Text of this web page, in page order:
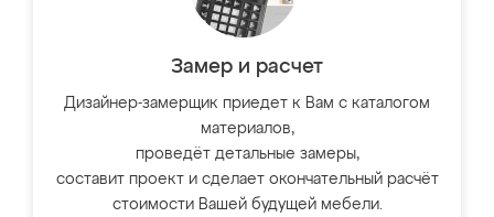
Замер и расчет
Дизайнер-замерщик приедет к Вам с каталогом
материалов,
проведёт детальные замеры,
составит проект и сделает окончательный расчёт
стоимости Вашей будущей мебели.